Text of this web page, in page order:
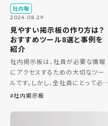
社内報
2024.08.29
見やすい掲示板の作り方は？
おすすめツール8選と事例を
紹介
社内掲示板は、社員が必要な情報
にアクセスするための大切なツー
ルです。しかし、全社員にとって必
要な情報を提供しようとすると情
しにくくなってしまうおそれがあり
社内掲示板